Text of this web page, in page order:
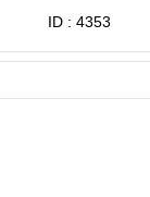
ID : 4353